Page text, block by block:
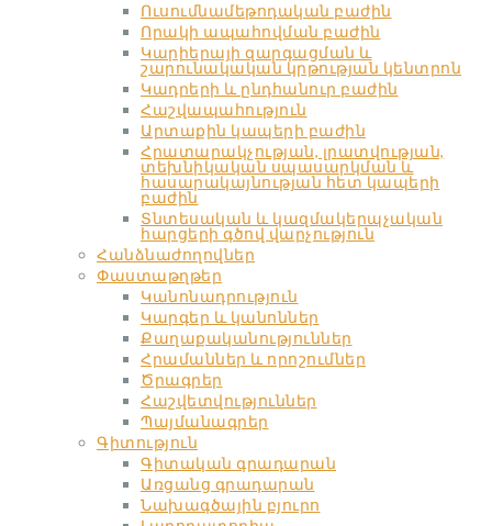
Ուսումնամեթոդական բաժին
Որակի ապահովման բաժին
Կարիերայի զարգացման և
շարունակական կրթության կենտրոն
Կադրերի և ընդհանուր բաժին
Հաշվապահություն
Արտաքին կապերի բաժին
Հրատարակչության, լրատվության,
տեխնիկական սպասարկման և
հասարակայնության հետ կապերի
բաժին
Տնտեսական և կազմակերպչական
հարցերի գծով վարչություն
Հանձնաժողովներ
Փաստաթղթեր
Կանոնադրություն
Կարգեր և կանոններ
Քաղաքականություններ
Հրամաններ և որոշումներ
Ծրագրեր
Հաշվետվություններ
Պայմանագրեր
Գիտություն
Գիտական գրադարան
Առցանց գրադարան
Նախագծային բյուրո